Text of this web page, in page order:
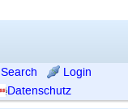
Search
Login
Datenschutz